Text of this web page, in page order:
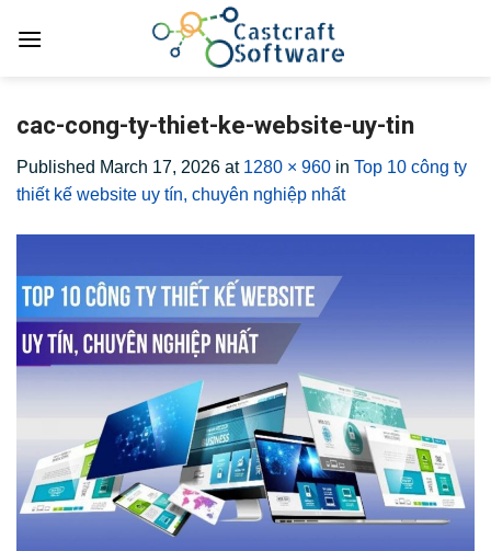
cac-cong-ty-thiet-ke-website-uy-tin
Published March 17, 2026 at 1280 × 960 in Top 10 công ty
thiết kế website uy tín, chuyên nghiệp nhất